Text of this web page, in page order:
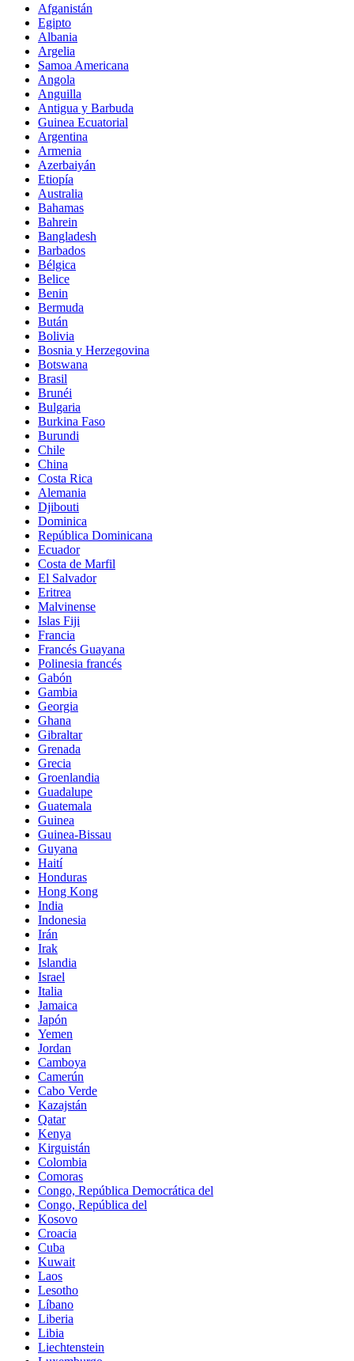
Afganistán
Egipto
Albania
Argelia
Samoa Americana
Angola
Anguilla
Antigua y Barbuda
Guinea Ecuatorial
Argentina
Armenia
Azerbaiyán
Etiopía
Australia
Bahamas
Bahrein
Bangladesh
Barbados
Bélgica
Belice
Benin
Bermuda
Bután
Bolivia
Bosnia y Herzegovina
Botswana
Brasil
Brunéi
Bulgaria
Burkina Faso
Burundi
Chile
China
Costa Rica
Alemania
Djibouti
Dominica
República Dominicana
Ecuador
Costa de Marfil
El Salvador
Eritrea
Malvinense
Islas Fiji
Francia
Francés Guayana
Polinesia francés
Gabón
Gambia
Georgia
Ghana
Gibraltar
Grenada
Grecia
Groenlandia
Guadalupe
Guatemala
Guinea
Guinea-Bissau
Guyana
Haití
Honduras
Hong Kong
India
Indonesia
Irán
Irak
Islandia
Israel
Italia
Jamaica
Japón
Yemen
Jordan
Camboya
Camerún
Cabo Verde
Kazajstán
Qatar
Kenya
Kirguistán
Colombia
Comoras
Congo, República Democrática del
Congo, República del
Kosovo
Croacia
Cuba
Kuwait
Laos
Lesotho
Líbano
Liberia
Libia
Liechtenstein